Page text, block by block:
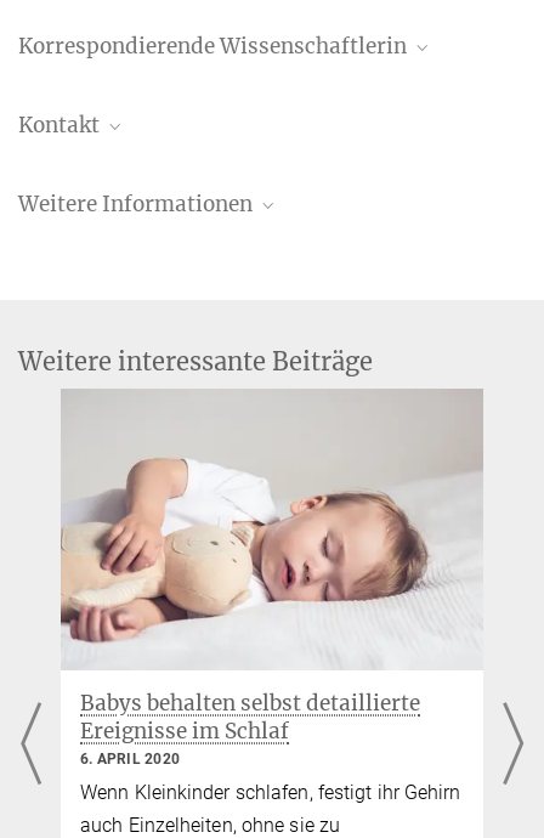
Korrespondierende Wissenschaftlerin
Forschungsgruppenleiterin
Kontakt
Ehemalige Mitarbeiterin
Weitere Informationen
Online-Studien für Kinder am MPI CBS
Weitere interessante Beiträge
Babys behalten selbst detaillierte
Ereignisse im Schlaf
6. APRIL 2020
Wenn Kleinkinder schlafen, festigt ihr Gehirn
auch Einzelheiten, ohne sie zu